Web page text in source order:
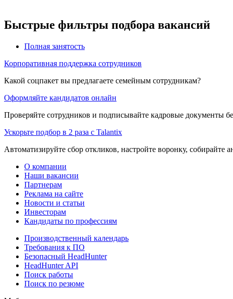
Быстрые фильтры подбора вакансий
Полная занятость
Корпоративная поддержка сотрудников
Какой соцпакет вы предлагаете семейным сотрудникам?
Оформляйте кандидатов онлайн
Проверяйте сотрудников и подписывайте кадровые документы
Ускорьте подбор в 2 раза с Talantix
Автоматизируйте сбор откликов, настройте воронку, собирайте
О компании
Наши вакансии
Партнерам
Реклама на сайте
Новости и статьи
Инвесторам
Кандидаты по профессиям
Производственный календарь
Требования к ПО
Безопасный HeadHunter
HeadHunter API
Поиск работы
Поиск по резюме